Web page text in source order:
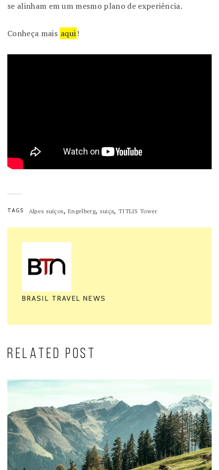
se alinham em um mesmo plano de experiência.
Conheça mais aqui!
TAGS Alpes suíços,Engelberg, suiça, TITLIS Tower
BRASIL TRAVEL NEWS
RELATED POST